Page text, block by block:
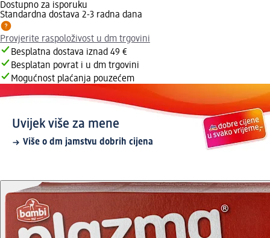
Dostupno za isporuku
Standardna dostava 2-3 radna dana
Provjerite raspoloživost u dm trgovini
Besplatna dostava iznad 49 €
Besplatan povrat i u dm trgovini
Mogućnost plaćanja pouzećem
Uvijek više za mene
Više o dm jamstvu dobrih cijena